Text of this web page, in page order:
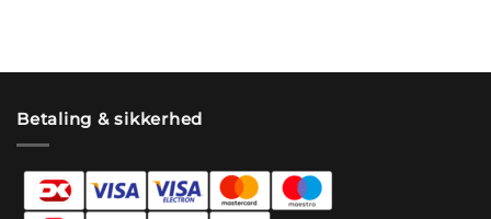
Betaling & sikkerhed